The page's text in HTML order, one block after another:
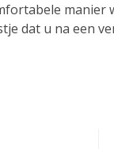
manier
dat u na een